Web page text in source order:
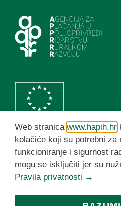
HAPIH YouTube kanal
Web stranica www.hapih.hr
kolačiće koji su potrebni za
funkcioniranje i sigurnost
mogu se isključiti jer su
Pravila privatnosti →